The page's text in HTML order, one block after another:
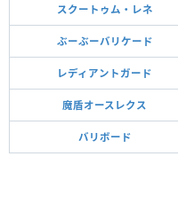
スクートゥム・レネ
ぶーぶーバリケード
レディアントガード
魔盾オースレクス
バリボード